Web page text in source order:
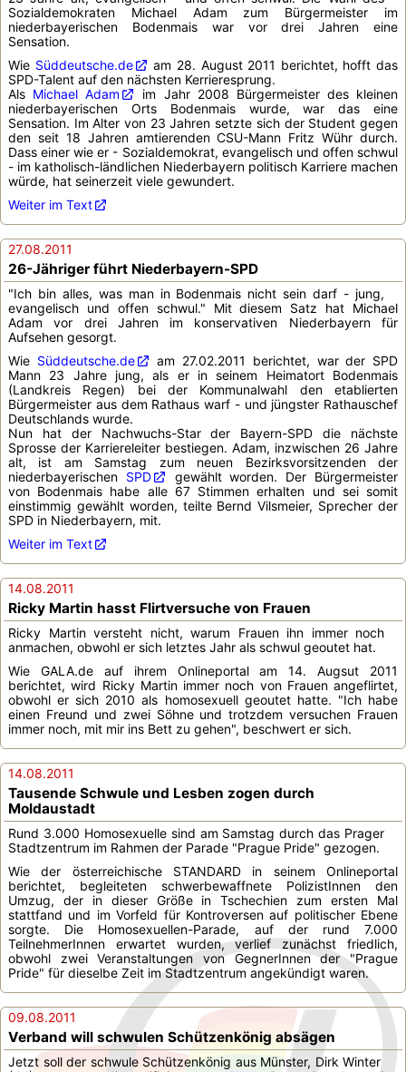
Sozialdemokraten Michael Adam zum Bürgermeister im
niederbayerischen Bodenmais war vor drei Jahren eine
Sensation.
Wie Süddeutsche.de
am 28. August 2011 berichtet, hofft das
SPD-Talent auf den nächsten Kerrieresprung.
Als Michael Adam
im Jahr 2008 Bürgermeister des kleinen
niederbayerischen Orts Bodenmais wurde, war das eine
Sensation. Im Alter von 23 Jahren setzte sich der Student gegen
den seit 18 Jahren amtierenden CSU-Mann Fritz Wühr durch.
Dass einer wie er - Sozialdemokrat, evangelisch und offen schwul
- im katholisch-ländlichen Niederbayern politisch Karriere machen
würde, hat seinerzeit viele gewundert.
Weiter im Text
27.08.2011
26-Jähriger führt Niederbayern-SPD
"Ich bin alles, was man in Bodenmais nicht sein darf - jung,
evangelisch und offen schwul." Mit diesem Satz hat Michael
Adam vor drei Jahren im konservativen Niederbayern für
Aufsehen gesorgt.
Wie Süddeutsche.de
am 27.02.2011 berichtet, war der SPD
Mann 23 Jahre jung, als er in seinem Heimatort Bodenmais
(Landkreis Regen) bei der Kommunalwahl den etablierten
Bürgermeister aus dem Rathaus warf - und jüngster Rathauschef
Deutschlands wurde.
Nun hat der Nachwuchs-Star der Bayern-SPD die nächste
Sprosse der Karriereleiter bestiegen. Adam, inzwischen 26 Jahre
alt, ist am Samstag zum neuen Bezirksvorsitzenden der
niederbayerischen SPD
gewählt worden. Der Bürgermeister
von Bodenmais habe alle 67 Stimmen erhalten und sei somit
einstimmig gewählt worden, teilte Bernd Vilsmeier, Sprecher der
SPD in Niederbayern, mit.
Weiter im Text
14.08.2011
Ricky Martin hasst Flirtversuche von Frauen
Ricky Martin versteht nicht, warum Frauen ihn immer noch
anmachen, obwohl er sich letztes Jahr als schwul geoutet hat.
Wie GALA.de auf ihrem Onlineportal am 14. Augsut 2011
berichtet, wird Ricky Martin immer noch von Frauen angeflirtet,
obwohl er sich 2010 als homosexuell geoutet hatte. "Ich habe
einen Freund und zwei Söhne und trotzdem versuchen Frauen
immer noch, mit mir ins Bett zu gehen", beschwert er sich.
14.08.2011
Tausende Schwule und Lesben zogen durch
Moldaustadt
Rund 3.000 Homosexuelle sind am Samstag durch das Prager
Stadtzentrum im Rahmen der Parade "Prague Pride" gezogen.
Wie der österreichische STANDARD in seinem Onlineportal
berichtet, begleiteten schwerbewaffnete PolizistInnen den
Umzug, der in dieser Größe in Tschechien zum ersten Mal
stattfand und im Vorfeld für Kontroversen auf politischer Ebene
sorgte. Die Homosexuellen-Parade, auf der rund 7.000
TeilnehmerInnen erwartet wurden, verlief zunächst friedlich,
obwohl zwei Veranstaltungen von GegnerInnen der "Prague
Pride" für dieselbe Zeit im Stadtzentrum angekündigt waren.
09.08.2011
Verband will schwulen Schützenkönig absägen
Jetzt soll der schwule Schützenkönig aus Münster, Dirk Winter